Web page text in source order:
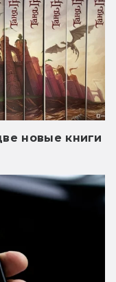
новые книги